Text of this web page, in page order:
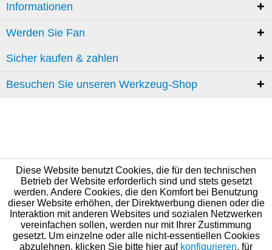
Informationen
Werden Sie Fan
Sicher kaufen & zahlen
Besuchen Sie unseren Werkzeug-Shop
Diese Website benutzt Cookies, die für den technischen
Betrieb der Website erforderlich sind und stets gesetzt
werden. Andere Cookies, die den Komfort bei Benutzung
dieser Website erhöhen, der Direktwerbung dienen oder die
Interaktion mit anderen Websites und sozialen Netzwerken
vereinfachen sollen, werden nur mit Ihrer Zustimmung
gesetzt. Um einzelne oder alle nicht-essentiellen Cookies
abzulehnen, klicken Sie bitte hier auf konfigurieren, für